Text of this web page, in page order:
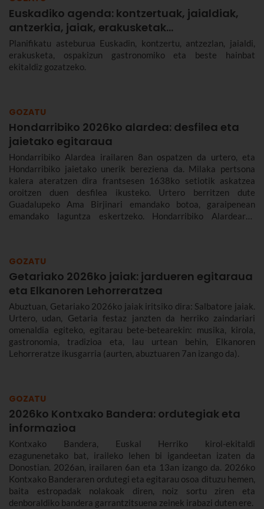
Euskadiko agenda: kontzertuak, jaialdiak,
antzerkia, jaiak, erakusketak…
Planifikatu asteburua Euskadin, kontzertu, antzezlan, jaialdi,
erakusketa, ospakizun gastronomiko eta beste hainbat
ekitaldiz gozatzeko.
GOZATU
Hondarribiko 2026ko alardea: desfilea eta
jaietako egitaraua
Hondarribiko Alardea irailaren 8an ospatzen da urtero, eta
Hondarribiko jaietako unerik bereziena da. Milaka pertsona
kalera ateratzen dira frantsesen 1638ko setiotik askatzea
oroitzen duen desfilea ikusteko. Urtero berritzen dute
Guadalupeko Ama Birjinari emandako botoa, garaipenean
emandako laguntza eskertzeko. Hondarribiko Alardearen
GOZATU
Getariako 2026ko jaiak: jardueren egitaraua
eta Elkanoren Lehorreratzea
Abuztuan, Getariako 2026ko jaiak iritsiko dira: Salbatore jaiak.
Urtero, udan, Getaria festaz janzten da herriko zaindariari
omenaldia egiteko, egitarau bete-betearekin: musika, kirola,
gastronomia, tradizioa eta, lau urtean behin, Elkanoren
Lehorreratze ikusgarria (aurten, abuztuaren 7an izango da).
GOZATU
2026ko Kontxako Bandera: ordutegiak eta
informazioa
Kontxako Bandera, Euskal Herriko kirol-ekitaldi
ezagunenetako bat, iraileko lehen bi igandeetan izaten da
Donostian. 2026an, irailaren 6an eta 13an izango da. 2026ko
Kontxako Banderaren ordutegi eta egitarau osoa dituzu hemen,
baita estropadak nolakoak diren, noiz sortu ziren eta
denboraldiko bandera garrantzitsuena zeinek irabazi duten ere.